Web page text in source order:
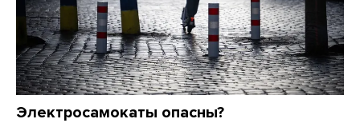
Электросамокаты опасны?